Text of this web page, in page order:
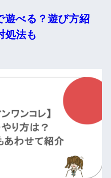
遊べる？遊び方紹
処法も